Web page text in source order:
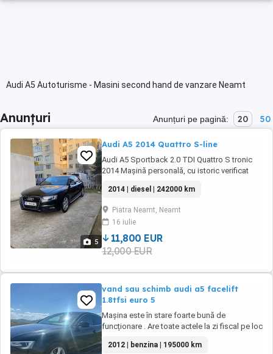
Audi A5 Autoturisme - Masini second hand de vanzare Neamt
Anunțuri Anunțuri pe pagină: 20 50
5
Audi A5 2014 Quattro S-line
Audi A5 Sportback 2.0 TDI Quattro S tronic
2014 Mașină personală, cu istoric verificat
Motorizare: 2.0 TDI, 177 CP Cutie: Automată S
tronic (7+1) Tracțiune: Quattro Caroserie:
Sportback (5 uși) Culoare: Negru Kilometraj:
242 000 Normă poluare: Euro ...
2014 | diesel | 242000 km
Piatra Neamt, Neamt
16 iulie
11,800 EUR
12,000 EUR
vand sau schimb audi a5 facelift
1.8tfsi euro 5
Mașina este în stare foarte bună de
funcționare . Are toate actele la zi fiscal pe loc
Clima Plafon negru s line Stâlpi negru s line
2012 | benzina | 195000 km